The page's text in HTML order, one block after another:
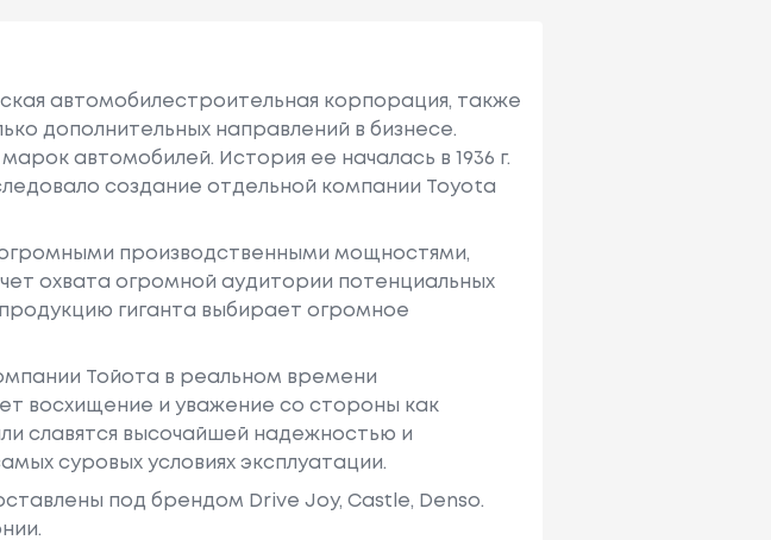
автомобилестроительная корпорация, также
дополнительных направлений в бизнесе.
автомобилей. История ее началась в 1936 г.
создание отдельной компании Toyota
производственными мощностями,
охвата огромной аудитории потенциальных
гиганта выбирает огромное
Тойота в реальном времени
восхищение и уважение со стороны как
славятся высочайшей надежностью и
суровых условиях эксплуатации.
под брендом Drive Joy, Castle, Denso.